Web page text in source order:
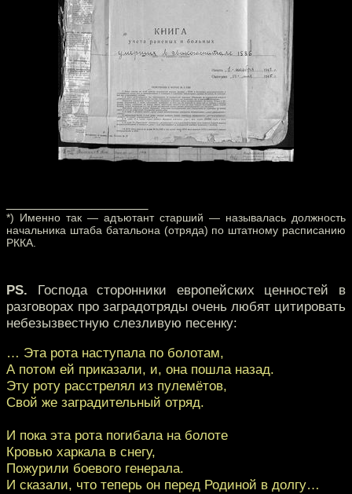
*) Именно так — адъютант старший — называлась должность
начальника штаба батальона (отряда) по штатному расписанию
РККА.
PS. Господа сторонники европейских ценностей в
разговорах про заградотряды очень любят цитировать
небезызвестную слезливую песенку:
… Эта рота наступала по болотам,
А потом ей приказали, и, она пошла назад.
Эту роту расстрелял из пулемётов,
Свой же заградительный отряд.
И пока эта рота погибала на болоте
Кровью харкала в снегу,
Пожурили боевого генерала.
И сказали, что теперь он перед Родиной в долгу…